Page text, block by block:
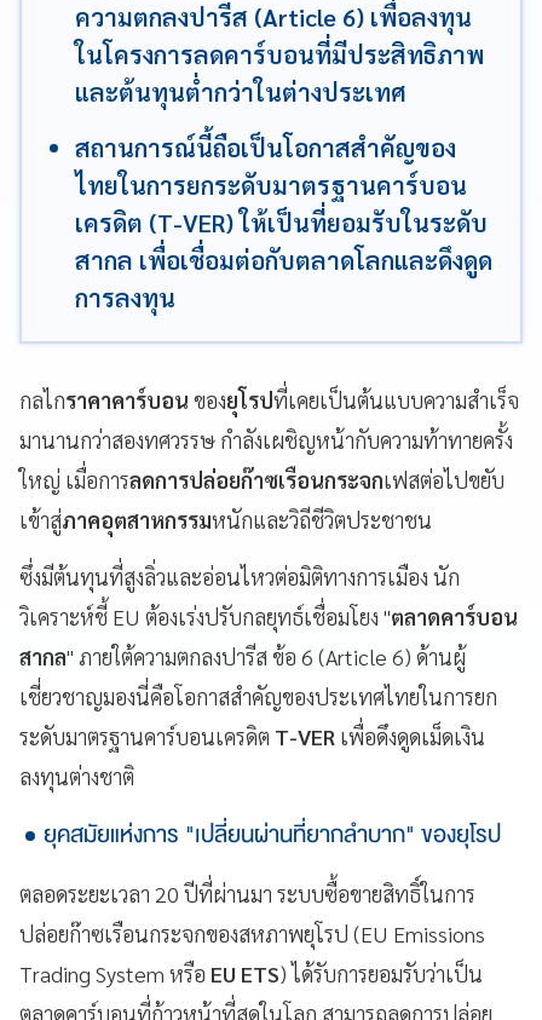
ความตกลงปารีส (Article 6) เพื่อลงทุน
ในโครงการลดคาร์บอนที่มีประสิทธิภาพ
และต้นทุนต่ำกว่าในต่างประเทศ
สถานการณ์นี้ถือเป็นโอกาสสำคัญของ
ไทยในการยกระดับมาตรฐานคาร์บอน
เครดิต (T-VER) ให้เป็นที่ยอมรับในระดับ
สากล เพื่อเชื่อมต่อกับตลาดโลกและดึงดูด
การลงทุน
กลไกราคาคาร์บอน ของยุโรปที่เคยเป็นต้นแบบความสำเร็จ
มานานกว่าสองทศวรรษ กำลังเผชิญหน้ากับความท้าทายครั้ง
ใหญ่ เมื่อการลดการปล่อยก๊าซเรือนกระจกเฟสต่อไปขยับ
เข้าสู่ภาคอุตสาหกรรมหนักและวิถีชีวิตประชาชน
ซึ่งมีต้นทุนที่สูงลิ่วและอ่อนไหวต่อมิติทางการเมือง นัก
วิเคราะห์ชี้ EU ต้องเร่งปรับกลยุทธ์เชื่อมโยง "ตลาดคาร์บอน
สากล" ภายใต้ความตกลงปารีส ข้อ 6 (Article 6) ด้านผู้
เชี่ยวชาญมองนี่คือโอกาสสำคัญของประเทศไทยในการยก
ระดับมาตรฐานคาร์บอนเครดิต T-VER เพื่อดึงดูดเม็ดเงิน
ลงทุนต่างชาติ
ยุคสมัยแห่งการ "เปลี่ยนผ่านที่ยากลำบาก" ของยุโรป
ตลอดระยะเวลา 20 ปีที่ผ่านมา ระบบซื้อขายสิทธิ์ในการ
ปล่อยก๊าซเรือนกระจกของสหภาพยุโรป (EU Emissions
Trading System หรือ EU ETS) ได้รับการยอมรับว่าเป็น
ตลาดคาร์บอนที่ก้าวหน้าที่สุดในโลก สามารถลดการปล่อย